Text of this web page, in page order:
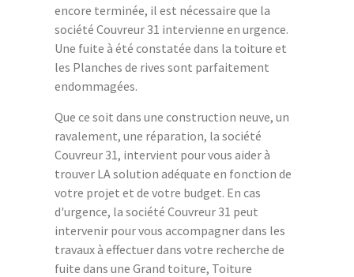
encore terminée, il est nécessaire que la
société Couvreur 31 intervienne en urgence.
Une fuite à été constatée dans la toiture et
les Planches de rives sont parfaitement
endommagées.
Que ce soit dans une construction neuve, un
ravalement, une réparation, la société
Couvreur 31, intervient pour vous aider à
trouver LA solution adéquate en fonction de
votre projet et de votre budget. En cas
d'urgence, la société Couvreur 31 peut
intervenir pour vous accompagner dans les
travaux à effectuer dans votre recherche de
fuite dans une Grand toiture, Toiture